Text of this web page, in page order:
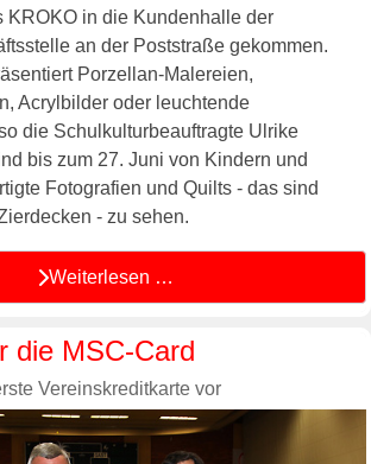
KROKO in die Kundenhalle der
an der Poststraße gekommen.
Porzellan-Malereien,
Acrylbilder oder leuchtende
die Schulkulturbeauftragte Ulrike
bis zum 27. Juni von Kindern und
Fotografien und Quilts - das sind
- zu sehen.
Weiterlesen …
die MSC-Card
Vereinskreditkarte vor